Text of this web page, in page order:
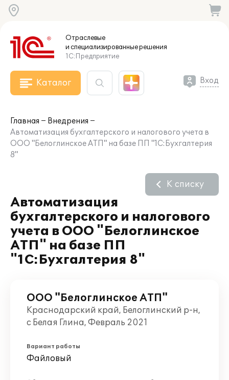
Отраслевые
и специализированныерешения
1С:Предприятие
Каталог Вход
Главная
Внедрения
Автоматизация бухгалтерского и налогового учета в
ООО "Белоглинское АТП" на базе ПП "1С:Бухгалтерия
8"
Автоматизация
бухгалтерского и налогового
учета в ООО "Белоглинское
АТП" на базе ПП
"1С:Бухгалтерия 8"
К списку
ООО "Белоглинское АТП"
Краснодарский край, Белоглинский р-н,
с Белая Глина, Февраль 2021
Вариант работы
Файловый